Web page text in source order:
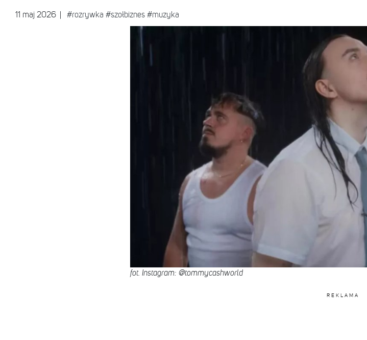
11 maj 2026 #rozrywka #szołbiznes #muzyka
fot. Instagram: @tommycashworld
REKLAMA